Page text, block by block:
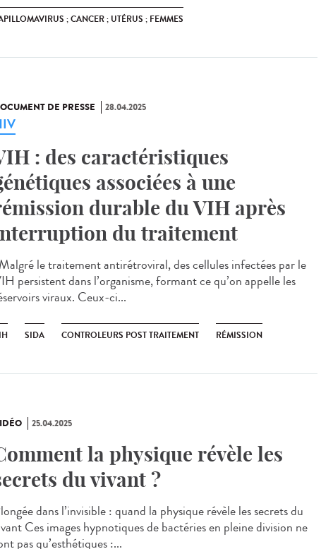
; CANCER ; UTÉRUS ; FEMMES
DE PRESSE 28.04.2025
: des caractéristiques
associées à une
durable du VIH après
du traitement
Malgré le traitement antirétroviral, des cellules infectées par le
persistent dans l’organisme, formant ce qu’on appelle les
viraux. Ceux-ci...
SIDA CONTROLEURS POST TRAITEMENT RÉMISSION
25.04.2025
la physique révèle les
du vivant ?
dans l’invisible : quand la physique révèle les secrets du
Ces images hypnotiques de bactéries en pleine division ne
pas qu’esthétiques :...